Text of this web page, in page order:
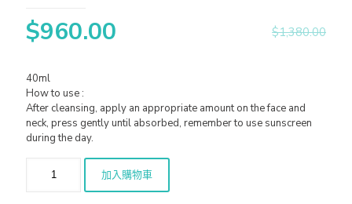
$1,380.00
$960.00
40ml
How to use :
After cleansing, apply an appropriate amount on the face and
neck, press gently until absorbed, remember to use sunscreen
during the day.
加入購物車